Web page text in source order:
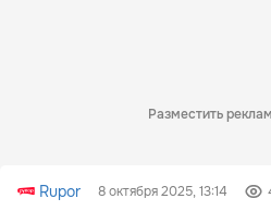
Разместить
Rupor 8 октября 2025, 13:14